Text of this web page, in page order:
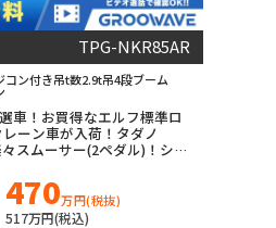
TPG-NKR85AR
コン付き吊t数2.9t吊4段ブーム
車！お買得なエルフ標準ロ
ーン車が入荷！タダノ
スムーサー(2ペダル)！シャ
オススメの1台！ETC車載器
470万円(税抜)
517万円(税込)